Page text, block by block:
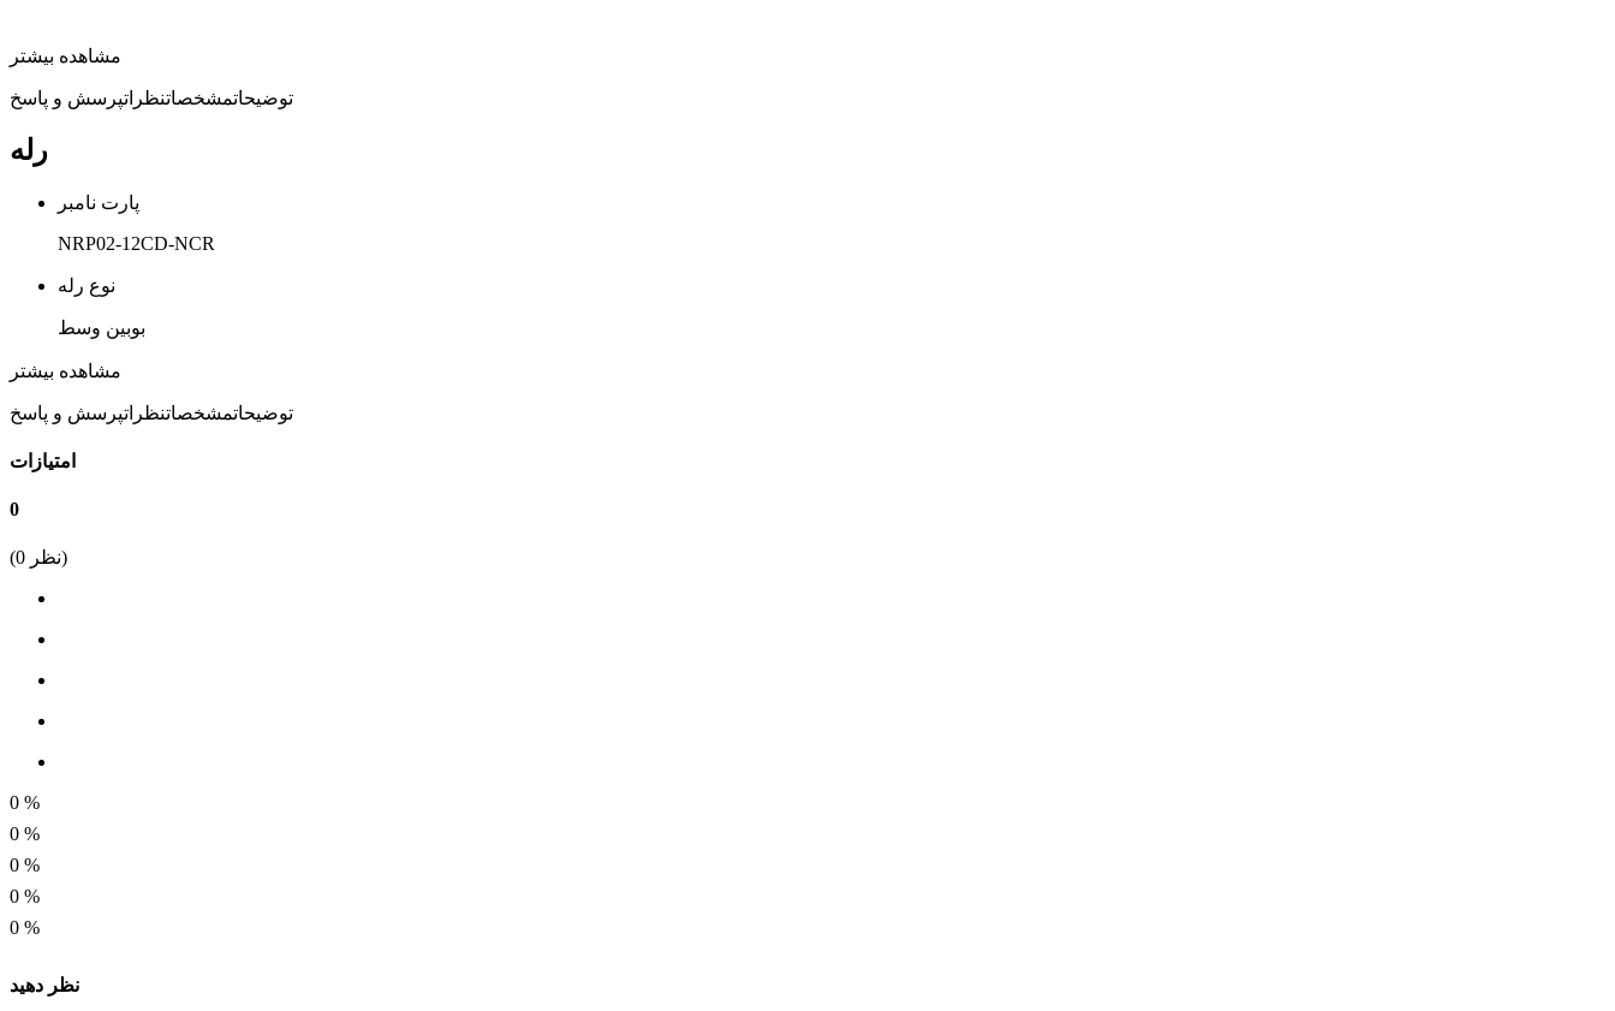
مشاهده بیشتر
توضیحاتمشخصاتنظراتپرسش و پاسخ
رله
پارت نامبر
NRP02-12CD-NCR
نوع رله
بوبین وسط
ولتاژ رله
12 ولت
جریان رله
مشاهده بیشتر
توضیحاتمشخصاتنظراتپرسش و پاسخ
امتیازات
0
(0 نظر)
0 %
0 %
0 %
0 %
0 %
نظر دهید